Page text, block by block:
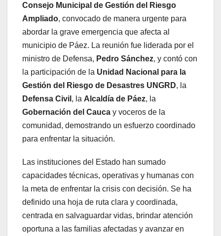
Consejo Municipal de Gestión del Riesgo
Ampliado, convocado de manera urgente para
abordar la grave emergencia que afecta al
municipio de Páez. La reunión fue liderada por el
ministro de Defensa, Pedro Sánchez, y contó con
la participación de la Unidad Nacional para la
Gestión del Riesgo de Desastres UNGRD, la
Defensa Civil , la Alcaldía de Páez, la
Gobernación del Cauca y voceros de la
comunidad, demostrando un esfuerzo coordinado
para enfrentar la situación.
Las instituciones del Estado han sumado
capacidades técnicas, operativas y humanas con
la meta de enfrentar la crisis con decisión. Se ha
definido una hoja de ruta clara y coordinada,
centrada en salvaguardar vidas, brindar atención
oportuna a las familias afectadas y avanzar en